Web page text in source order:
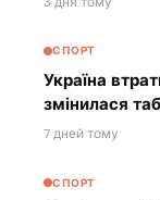
СПОРТ
Україна
змінилася
7 дней тому
СПОРТ